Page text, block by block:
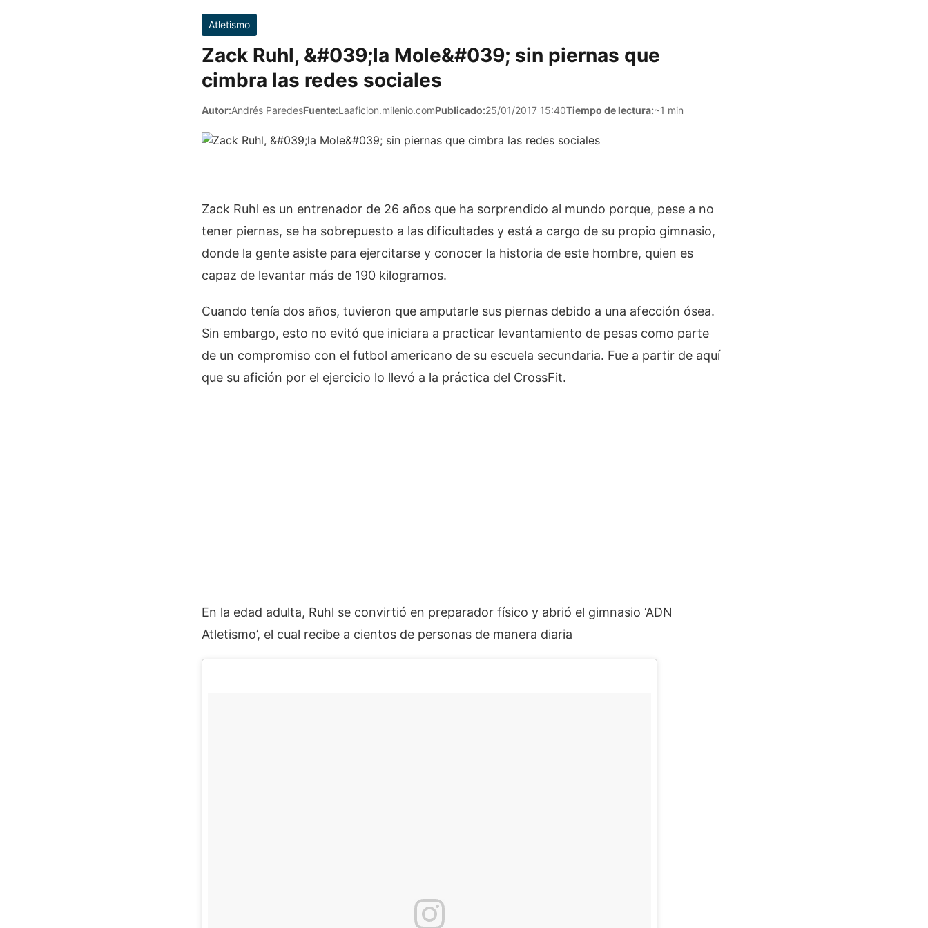
Atletismo
Zack Ruhl, &#039;la Mole&#039; sin piernas que
cimbra las redes sociales
Autor:Andrés ParedesFuente:Laaficion.milenio.comPublicado:25/01/2017 15:40Tiempo de lectura:~1 min
Zack Ruhl es un entrenador de 26 años que ha sorprendido al mundo porque, pese a no
tener piernas, se ha sobrepuesto a las dificultades y está a cargo de su propio gimnasio,
donde la gente asiste para ejercitarse y conocer la historia de este hombre, quien es
capaz de levantar más de 190 kilogramos.
Cuando tenía dos años, tuvieron que amputarle sus piernas debido a una afección ósea.
Sin embargo, esto no evitó que iniciara a practicar levantamiento de pesas como parte
de un compromiso con el futbol americano de su escuela secundaria. Fue a partir de aquí
que su afición por el ejercicio lo llevó a la práctica del CrossFit.
En la edad adulta, Ruhl se convirtió en preparador físico y abrió el gimnasio ‘ADN
Atletismo’, el cual recibe a cientos de personas de manera diaria